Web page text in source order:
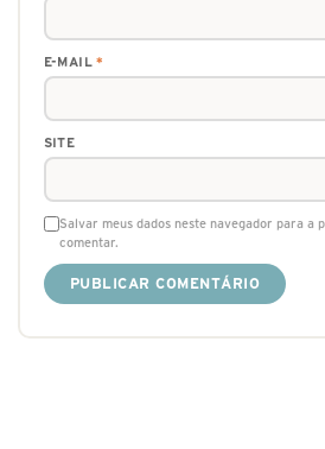
E-MAIL*
SITE
Salvar meus dados neste navegador para a
comentar.